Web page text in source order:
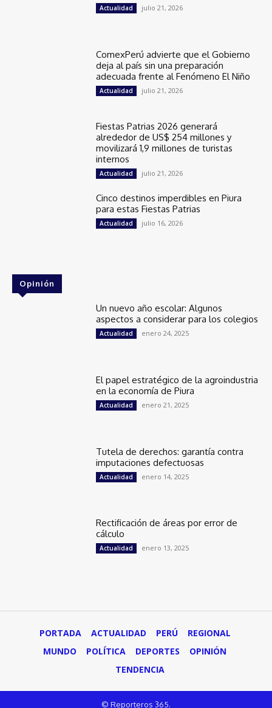
Actualidad julio 21, 2026
ComexPerú advierte que el Gobierno
deja al país sin una preparación
adecuada frente al Fenómeno El Niño
Actualidad julio 21, 2026
Fiestas Patrias 2026 generará
alrededor de US$ 254 millones y
movilizará 1,9 millones de turistas
internos
Actualidad julio 21, 2026
Cinco destinos imperdibles en Piura
para estas Fiestas Patrias
Actualidad julio 16, 2026
Opinión
Un nuevo año escolar: Algunos
aspectos a considerar para los colegios
Actualidad enero 24, 2025
El papel estratégico de la agroindustria
en la economía de Piura
Actualidad enero 21, 2025
Tutela de derechos: garantía contra
imputaciones defectuosas
Actualidad enero 14, 2025
Rectificación de áreas por error de
cálculo
Actualidad enero 13, 2025
PORTADA ACTUALIDAD PERÚ
REGIONAL
MUNDO
POLÍTICA DEPORTES
OPINIÓN
TENDENCIA
© Reporteros 365.